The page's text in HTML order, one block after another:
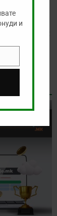
for the next
и